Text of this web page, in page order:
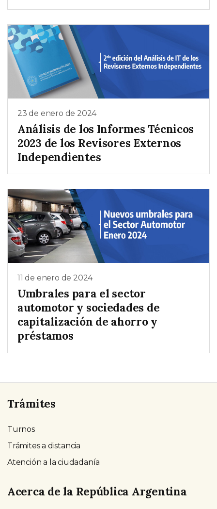
23 de enero de 2024
Análisis de los Informes Técnicos
2023 de los Revisores Externos
Independientes
11 de enero de 2024
Umbrales para el sector
automotor y sociedades de
capitalización de ahorro y
préstamos
Trámites
Turnos
Trámites a distancia
Atención a la ciudadanía
Acerca de la República Argentina